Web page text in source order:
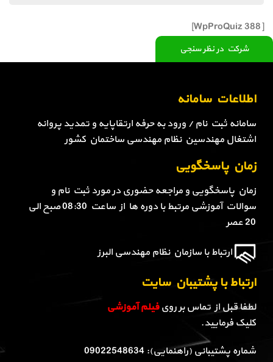
شرکت در نظر سنجی
[WpProQuiz 388]
اطلاعات سامانه
سامانه ثبت نام / ورود به حرفه ارتقاپایه و تمدید پروانه
اشتغال مهندسین نظام مهندسی ساختمان کشور
زمان پاسخگویی
زمان پاسخگویی و مراجعه حضوری در مورد ثبت نام و
سوالات آموزشی مرتبط با دوره ها از ساعت 08:30 صبح الی
20 عصر
ارتباط با سازمان نظام مهندسی البرز
ارتباط با پشتیبان سایت
لطفا قبل از تماس بر رویفیلم آموزشی
کلیک فرمایید.
شماره پشتیبانی (راهنمایی): 09022548634